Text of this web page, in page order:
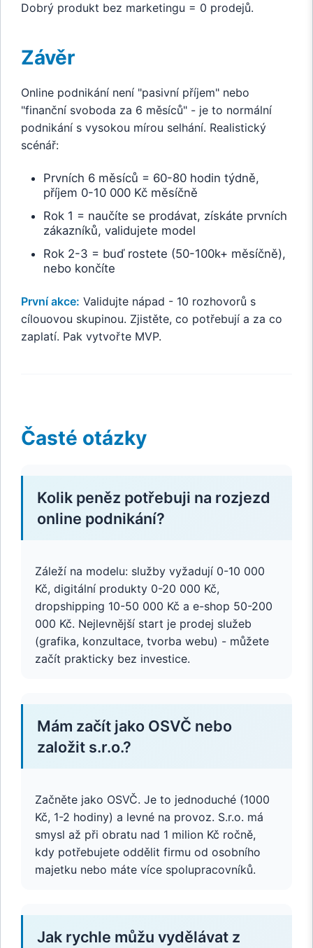
Dobrý produkt bez marketingu = 0 prodejů.
Závěr
Online podnikání není "pasivní příjem" nebo
"finanční svoboda za 6 měsíců" - je to normální
podnikání s vysokou mírou selhání. Realistický
scénář:
Prvních 6 měsíců = 60-80 hodin týdně,
příjem 0-10 000 Kč měsíčně
Rok 1 = naučíte se prodávat, získáte prvních
zákazníků, validujete model
Rok 2-3 = buď rostete (50-100k+ měsíčně),
nebo končíte
První akce: Validujte nápad - 10 rozhovorů s
cílouovou skupinou. Zjistěte, co potřebují a za co
zaplatí. Pak vytvořte MVP.
Časté otázky
Kolik peněz potřebuji na rozjezd
online podnikání?
Záleží na modelu: služby vyžadují 0-10 000
Kč, digitální produkty 0-20 000 Kč,
dropshipping 10-50 000 Kč a e-shop 50-200
000 Kč. Nejlevnější start je prodej služeb
(grafika, konzultace, tvorba webu) - můžete
začít prakticky bez investice.
Mám začít jako OSVČ nebo
založit s.r.o.?
Začněte jako OSVČ. Je to jednoduché (1000
Kč, 1-2 hodiny) a levné na provoz. S.r.o. má
smysl až při obratu nad 1 milion Kč ročně,
kdy potřebujete oddělit firmu od osobního
majetku nebo máte více spolupracovníků.
Jak rychle můžu vydělávat z